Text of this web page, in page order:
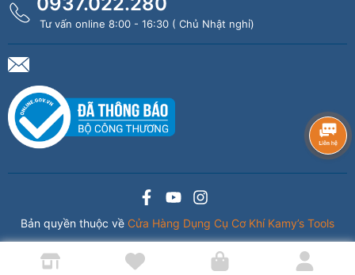
Tư vấn online 8:00 - 16:30 ( Chủ Nhật nghỉ)
Bản quyền thuộc về Cửa Hàng Dụng Cụ Cơ Khí Kamy’s Tools